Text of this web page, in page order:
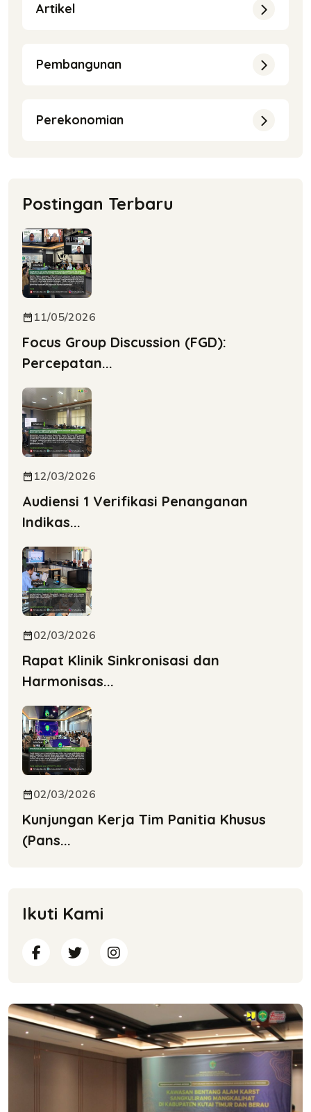
Artikel
Pembangunan
Perekonomian
Postingan Terbaru
11/05/2026
Focus Group Discussion (FGD):
Percepatan...
12/03/2026
Audiensi 1 Verifikasi Penanganan
Indikas...
02/03/2026
Rapat Klinik Sinkronisasi dan
Harmonisas...
02/03/2026
Kunjungan Kerja Tim Panitia Khusus
(Pans...
Ikuti Kami